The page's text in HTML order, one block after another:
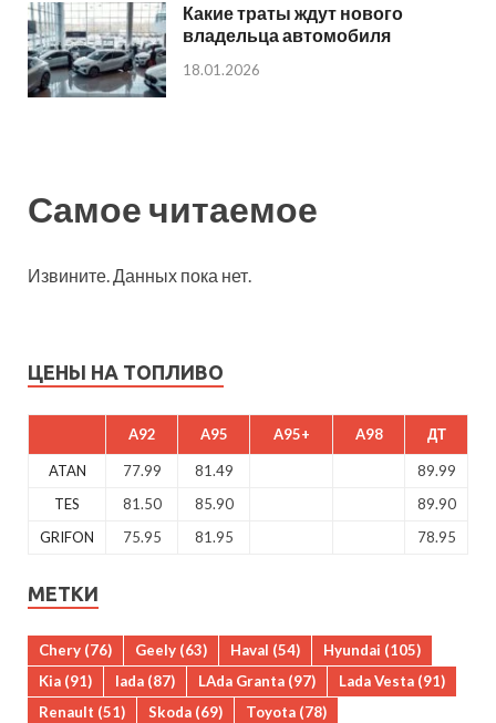
Какие траты ждут нового
владельца автомобиля
18.01.2026
Самое читаемое
Извините. Данных пока нет.
ЦЕНЫ НА ТОПЛИВО
A92 A95 A95+ A98 ДТ
ATAN 77.99 81.49
89.99
TES
81.50 85.90
89.90
GRIFON
75.95 81.95 78.95
МЕТКИ
Chery (76) Geely (63) Haval (54) Hyundai (105)
Kia (91) lada (87) LAda Granta (97) Lada Vesta (91)
Renault (51) Skoda (69) Toyota (78)